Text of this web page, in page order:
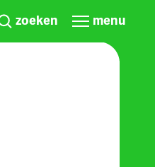
zoeken menu